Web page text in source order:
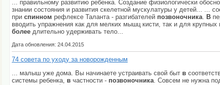
... правильному развитию ребенка. Создание физиологически
знании состояния и развития скелетной мускулатуры у детей... ...
при спинном рефлексе Та­ланта - разгибателей позвоночника. В
вводить упраж­нения как для мелких мышц кисти, так и для
более длительно удерживать тело...
Дата обновления: 24.04.2015
74 совета по уходу за новорожденным
... малыш уже дома. Вы начинаете устраивать свой быт в
системы ребенка, в частности - позвоночника . Совсем не нужна